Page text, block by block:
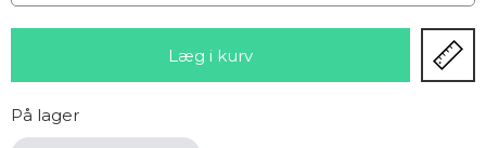
På lager